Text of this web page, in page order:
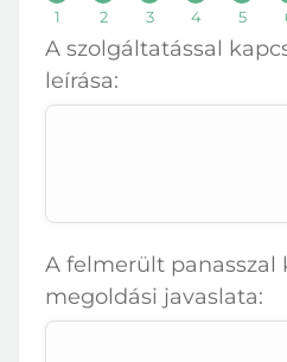
1 2 3 4 5
A szolgáltatással
leírása:
A felmerült panasszal
megoldási javaslata: